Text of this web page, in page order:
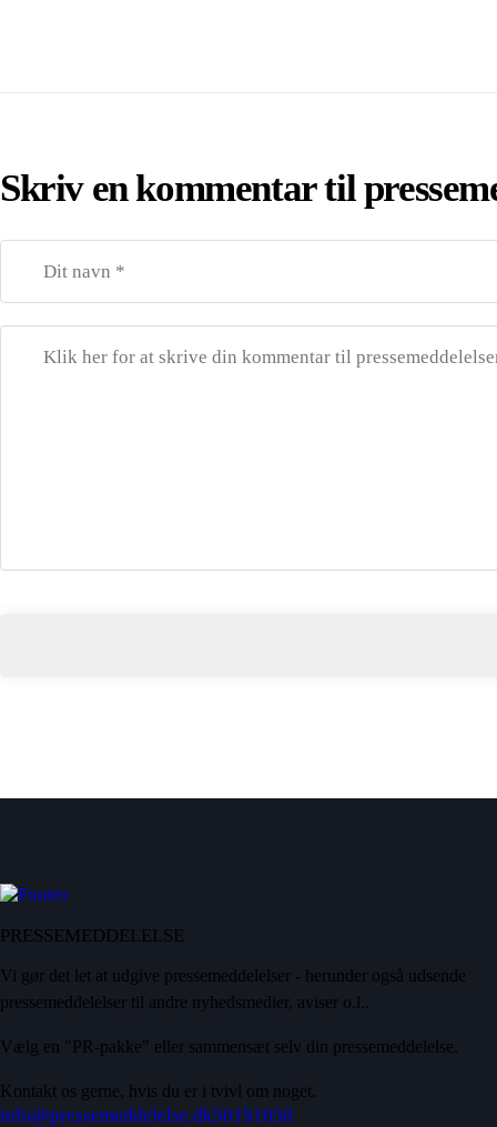
Skriv en kommentar til
PRESSEMEDDELELSE
Vi gør det let at udgive pressemeddelelser - herunder også udsende
pressemeddelelser til andre nyhedsmedier, aviser o.l..
Vælg en "PR-pakke" eller sammensæt selv din pressemeddelelse.
Kontakt os gerne, hvis du er i tvivl om noget.
info@pressemeddelelse.dk50191050